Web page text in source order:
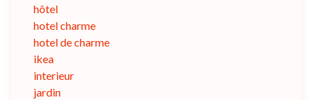
hôtel
hotel charme
hotel de charme
ikea
interieur
jardin